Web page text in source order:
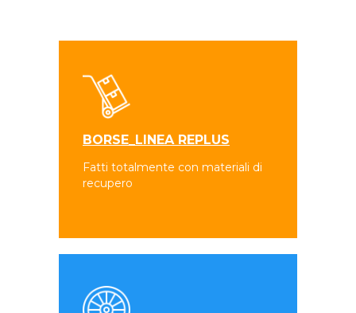
BORSE_LINEA REPLUS
Fatti totalmente con materiali di
recupero